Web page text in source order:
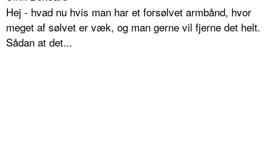
Hej - hvad nu hvis man har et forsølvet armbånd, hvor
meget af sølvet er væk, og man gerne vil fjerne det helt.
Sådan at det...